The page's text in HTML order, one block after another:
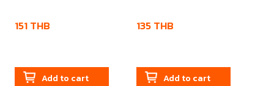
151THB
Add to cart
135THB
Add to cart